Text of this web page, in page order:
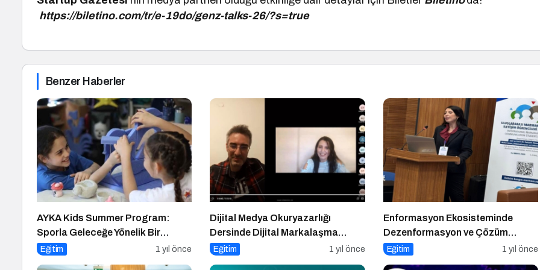
https://biletino.com/tr/e-19do/genz-talks-26/?s=true
Benzer Haberler
AYKA Kids Summer Program:
Sporla Geleceğe Yönelik Bir
Başlangıç!
Eğitim 1 yıl önce
Dijital Medya Okuryazarlığı
Dersinde Dijital Markalaşma
Konuşuldu
Eğitim 1 yıl önce
Enformasyon Ekosisteminde
Dezenformasyon ve Çözüm
Arayışları
Eğitim 1 yıl önce